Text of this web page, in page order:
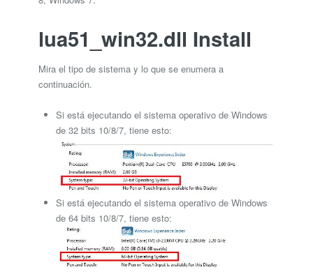
lua51_win32.dll Install
Mira el tipo de sistema y lo que se enumera a
continuación.
Si está ejecutando el sistema operativo de Windows
de 32 bits 10/8/7, tiene esto:
Si está ejecutando el sistema operativo de Windows
de 64 bits 10/8/7, tiene esto: